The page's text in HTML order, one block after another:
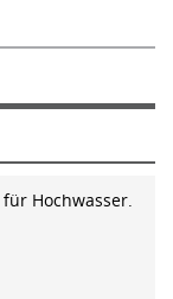
Hochwasser.